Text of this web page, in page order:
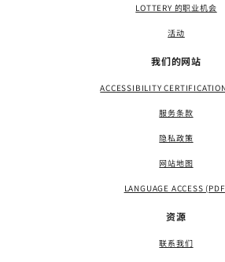
LOTTERY 的职业机会
活动
我们的网站
ACCESSIBILITY
服务条款
隐私政策
网站地图
LANGUAGE ACCESS
资源
联系我们